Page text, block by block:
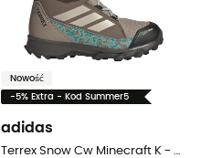
Nowość
-5% Extra - Kod Summer5
adidas
Terrex Snow Cw Minecraft K - Śniegowce dla dzieci